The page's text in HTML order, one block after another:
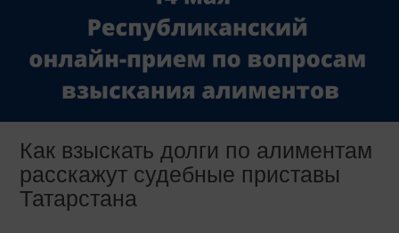
Как взыскать долги по алиментам
расскажут судебные приставы
Татарстана